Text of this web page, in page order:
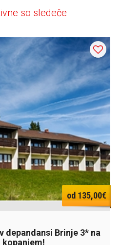
so sledeče
od 135,00€
depandansi Brinje 3* na
kopanjem!